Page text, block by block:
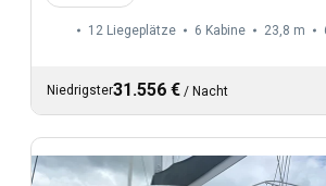
12 Liegeplätze 6 Kabine 23,8 m
Niedrigster31.556 € / Nacht